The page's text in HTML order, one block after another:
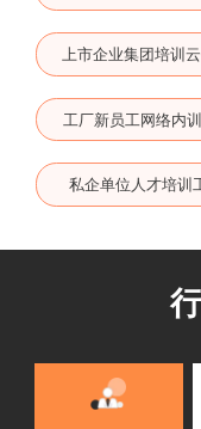
上市企业集团培训
工厂新员工网络内
私企单位人才培训